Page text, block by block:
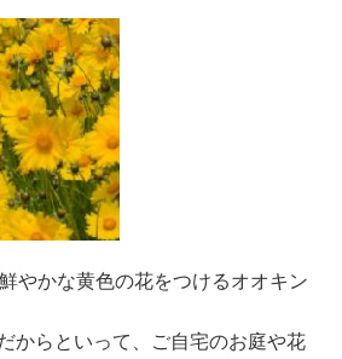
やかな黄色の花をつけるオオキン
からといって、ご自宅のお庭や花